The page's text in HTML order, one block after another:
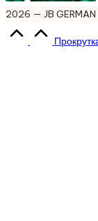
2026 — JB GERMAN